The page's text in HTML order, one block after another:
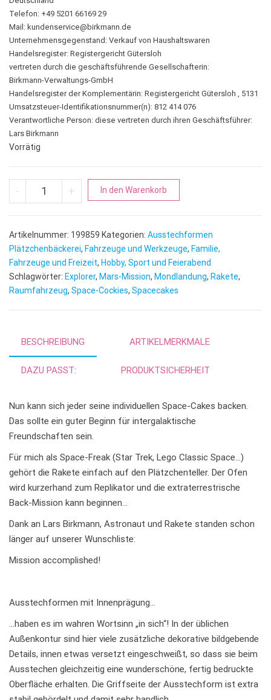
Telefon: +49 5201 66169 29
Mail: kundenservice@birkmann.de
Unternehmensgegenstand: Verkauf von Haushaltswaren
Handelsregister: Registergericht Gütersloh
vertreten durch die geschäftsführende Gesellschafterin:
Birkmann-Verwaltungs-GmbH
Handelsregister der Komplementärin: Registergericht Gütersloh , 5131
Umsatzsteuer-Identifikationsnummer(n): 812 414 076
Verantwortliche Person: diese vertreten durch ihren Geschäftsführer:
Lars Birkmann
Vorrätig
- Rakete | Raumfahrzeug mit Innenprägung Menge
+ In den Warenkorb
e
r
n
a
e
Artikelnummer: 199859 Kategorien: Ausstechformen
Plätzchenbäckerei, Fahrzeuge und Werkzeuge, Familie,
Fahrzeuge und Freizeit, Hobby, Sport und Feierabend
Schlagwörter: Explorer, Mars-Mission, Mondlandung, Rakete,
Raumfahrzeug, Space-Cockies, Spacecakes
BESCHREIBUNG ARTIKELMERKMALE
DAZU PASST: PRODUKTSICHERHEIT
Nun kann sich jeder seine individuellen Space-Cakes backen.
Das sollte ein guter Beginn für intergalaktische
Freundschaften sein.
Für mich als Space-Freak (Star Trek, Lego Classic Space…)
gehört die Rakete einfach auf den Plätzchenteller. Der Ofen
wird kurzerhand zum Replikator und die extraterrestrische
Back-Mission kann beginnen…
Dank an Lars Birkmann, Astronaut und Rakete standen schon
länger auf unserer Wunschliste:
Mission accomplished!
Ausstechformen mit Innenprägung…
…haben es im wahren Wortsinn „in sich“! In der üblichen
Außenkontur sind hier viele zusätzliche dekorative bildgebende
Details, innen etwas versetzt eingeschweißt, so dass sie beim
Ausstechen gleichzeitig eine wunderschöne, fertig bedruckte
Oberfläche erhalten. Die Griffseite der Ausstechform ist extra